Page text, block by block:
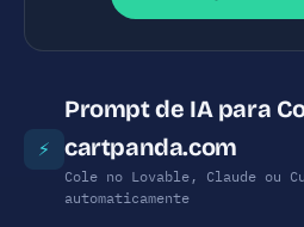
⚡
Prompt de IA para
cartpanda.com
Cole no Lovable, Claude ou
automaticamente